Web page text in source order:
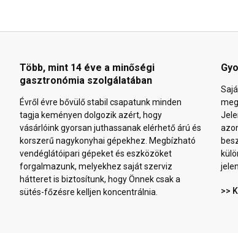
Több, mint 14 éve a minőségi
gasztronómia szolgálatában
Évről évre bővülő stabil csapatunk minden
tagja keményen dolgozik azért, hogy
vásárlóink gyorsan juthassanak elérhető árú és
korszerű nagykonyhai gépekhez. Megbízható
vendéglátóipari gépeket és eszközöket
forgalmazunk, melyekhez saját szerviz
hátteret is biztosítunk, hogy Önnek csak a
sütés-főzésre kelljen koncentrálnia.
>>